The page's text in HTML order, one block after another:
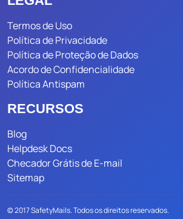
Termos de Uso
Política de Privacidade
Política de Proteção de Dados
Acordo de Confidencialidade
Política Antispam
RECURSOS
Blog
Helpdesk Docs
Checador Grátis de E-mail
Sitemap
© 2017 SafetyMails. Todos os direitos reservados.